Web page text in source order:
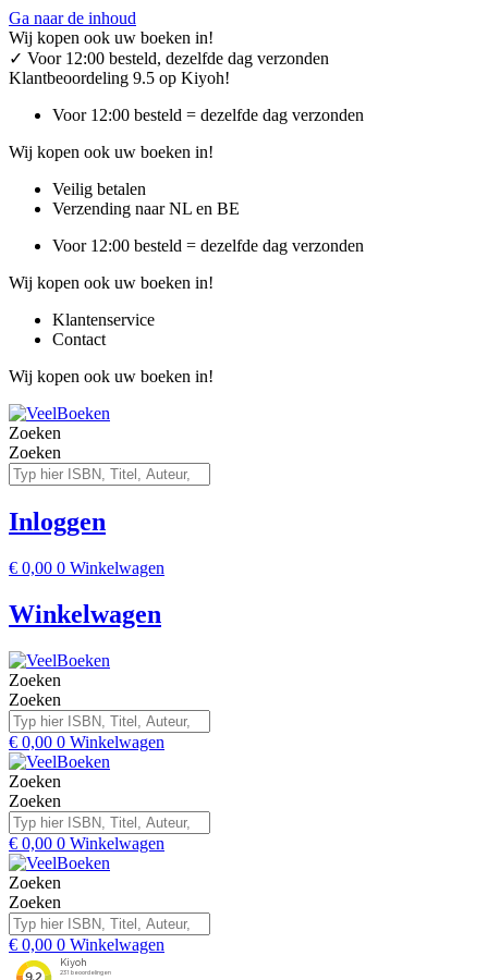
Ga naar de inhoud
Wij kopen ook uw boeken in!
✓ Voor 12:00 besteld, dezelfde dag verzonden
Klantbeoordeling 9.5 op Kiyoh!
Voor 12:00 besteld = dezelfde dag verzonden
Wij kopen ook uw boeken in!
Veilig betalen
Verzending naar NL en BE
Voor 12:00 besteld = dezelfde dag verzonden
Wij kopen ook uw boeken in!
Klantenservice
Contact
Wij kopen ook uw boeken in!
Zoeken
Zoeken
Inloggen
€ 0,00 0 Winkelwagen
Winkelwagen
Zoeken
Zoeken
€ 0,00 0 Winkelwagen
Zoeken
Zoeken
€ 0,00 0 Winkelwagen
Zoeken
Zoeken
€ 0,00 0 Winkelwagen